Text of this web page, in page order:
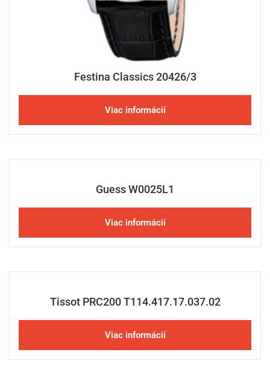
Festina Classics 20426/3
Viac informácií
Guess W0025L1
Viac informácií
Tissot PRC200 T114.417.17.037.02
Viac informácií